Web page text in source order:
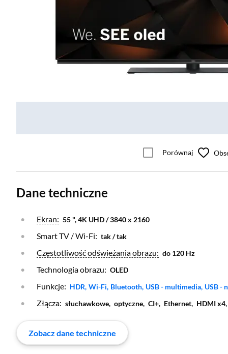
Porównaj
Dane techniczne
Otwórz warstwę
Ekran: 55 ", 4K UHD / 3840 x 2160
Smart TV / Wi-Fi: tak / tak
Otwórz warstwę
Częstotliwość odświeżania obrazu: do 120 Hz
Technologia obrazu: OLED
Funkcje: Otwórz warstwę
HDR, Otwórz warstwę
Wi-Fi, Otwórz warstwę
Bluetooth, Otwórz warstwę
USB - multimedia, USB -
Złącza: słuchawkowe, optyczne, CI+, Ethernet, HDMI x4,
Zobacz dane techniczne